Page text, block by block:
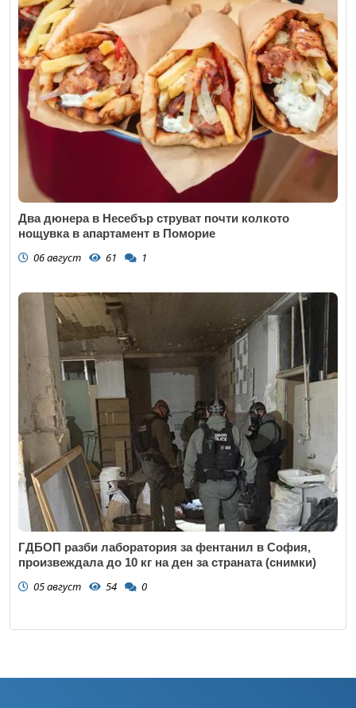
Два дюнера в Несебър струват почти колкото
нощувка в апартамент в Поморие
06 август 61 1
ГДБОП разби лаборатория за фентанил в София,
произвеждала до 10 кг на ден за страната (снимки)
05 август 54 0